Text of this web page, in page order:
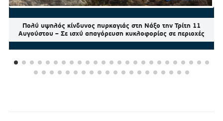
Πολύ υψηλός κίνδυνος πυρκαγιάς στη Νάξο την Τρίτη 11
Αυγούστου – Σε ισχύ απαγόρευση κυκλοφορίας σε περιοχές